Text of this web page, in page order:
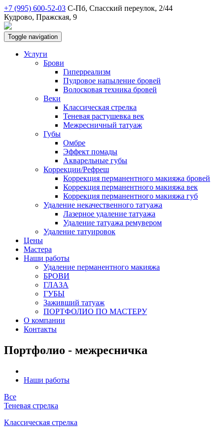
+7 (995) 600-52-03 С-Пб, Спасский переулок, 2/44
Кудрово, Пражская, 9
Toggle navigation
Услуги
Брови
Гиперреализм
Пудровое напыление бровей
Волосковая техника бровей
Веки
Классическая стрелка
Теневая растушевка век
Межресничный татуаж
Губы
Омбре
Эффект помады
Акварельные губы
Коррекции/Рефреш
Коррекция перманентного макияжа бровей
Коррекция перманентного макияжа век
Коррекция перманентного макияжа губ
Удаление некачественного татуажа
Лазерное удаление татуажа
Удаление татуажа ремувером
Удаление татуировок
Цены
Мастера
Наши работы
Удаление перманентного макияжа
БРОВИ
ГЛАЗА
ГУБЫ
Заживший татуаж
ПОРТФОЛИО ПО МАСТЕРУ
О компании
Контакты
Портфолио - межресничка
Наши работы
Все
Теневая стрелка
Классическая стрелка